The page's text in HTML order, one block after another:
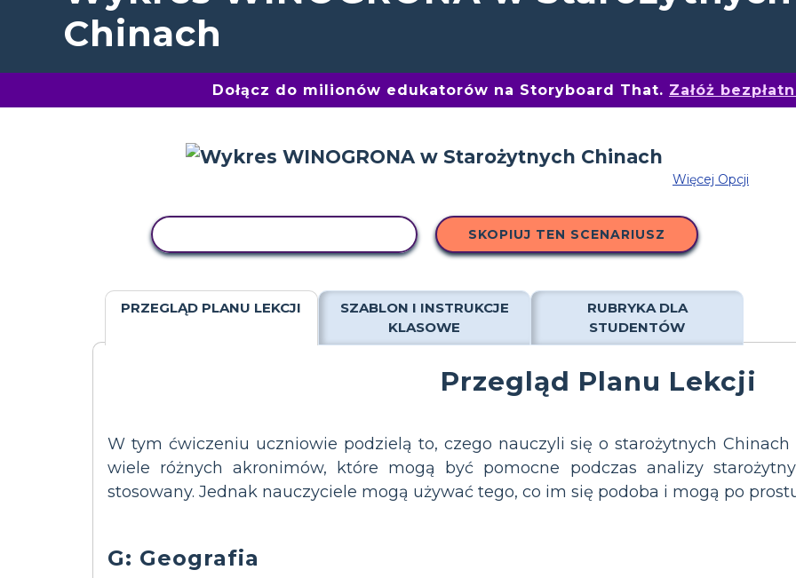
Chinach
Dołącz do milionów edukatorów na Storyboard That. Załóż
Więcej Opcji
SKOPIUJ TEN SCENARIUSZ
PRZEGLĄD PLANU LEKCJI
SZABLON I INSTRUKCJE
KLASOWE
RUBRYKA DLA
STUDENTÓW
Przegląd Planu Lekcji
W tym ćwiczeniu uczniowie podzielą to, czego nauczyli się o starożytnych Chinach
wiele różnych akronimów, które mogą być pomocne podczas analizy
stosowany. Jednak nauczyciele mogą używać tego, co im się podoba i mogą po
G: Geografia